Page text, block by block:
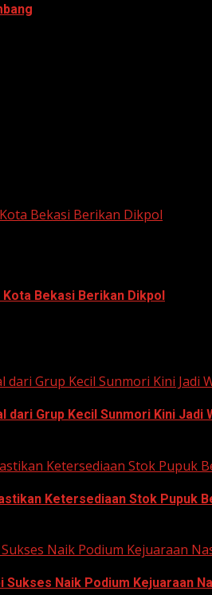
Bekasi Berikan Dikpol
Bekasi Berikan Dikpol
Grup Kecil Sunmori Kini Jadi
dari Grup Kecil Sunmori Kini Jadi
Ketersediaan Stok Pupuk
Ketersediaan Stok Pupuk
Naik Podium Kejuaraan
Naik Podium Kejuaraan